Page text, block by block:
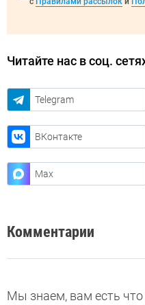
Читайте нас в соц.
Telegram
ВКонтакте
Max
Комментарии
Мы знаем, вам есть что